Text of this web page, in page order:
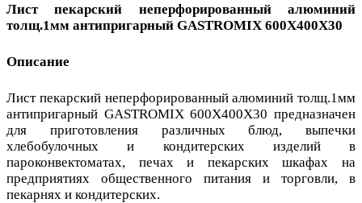
Лист пекарский неперфорированный алюминий
толщ.1мм антипригарный GASTROMIX 600X400X30
Описание
Лист пекарский неперфорированный алюминий толщ.1мм
антипригарный GASTROMIX 600X400X30 предназначен
для приготовления различных блюд, выпечки
хлебобулочных и кондитерских изделий в
пароконвектоматах, печах и пекарских шкафах на
предприятиях общественного питания и торговли, в
пекарнях и кондитерских.